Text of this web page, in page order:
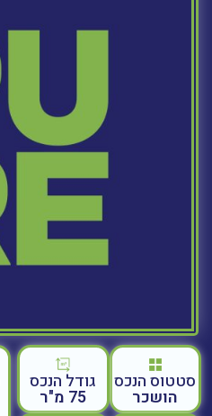
סטטוס הנכס
הושכר
גודל הנכס
75 מ"ר